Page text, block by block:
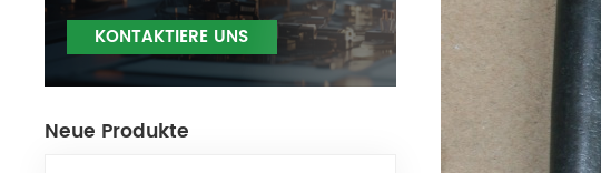
KONTAKTIERE UNS
Neue Produkte